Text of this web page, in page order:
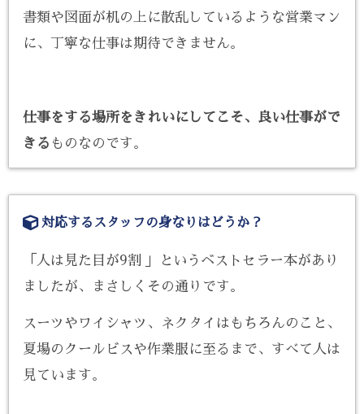
書類や図面が机の上に散乱しているような営業マン
に、丁寧な仕事は期待できません。
仕事をする場所をきれいにしてこそ、良い仕事がで
きる ものなのです。
対応するスタッフの身なりはどうか？
「人は見た目が9割 」というベストセラー本があり
ましたが、まさしくその通りです。
スーツやワイシャツ、ネクタイはもちろんのこと、
夏場のクールビスや作業服に至るまで、すべて人は
見ています。